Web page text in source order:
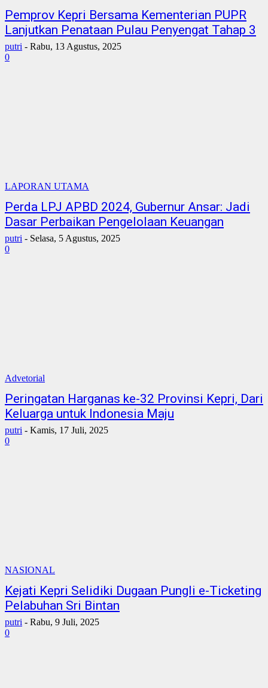
Pemprov Kepri Bersama Kementerian PUPR
Lanjutkan Penataan Pulau Penyengat Tahap 3
putri - Rabu, 13 Agustus, 2025
0
LAPORAN UTAMA
Perda LPJ APBD 2024, Gubernur Ansar: Jadi
Dasar Perbaikan Pengelolaan Keuangan
putri - Selasa, 5 Agustus, 2025
0
Advetorial
Peringatan Harganas ke-32 Provinsi Kepri, Dari
Keluarga untuk Indonesia Maju
putri - Kamis, 17 Juli, 2025
0
NASIONAL
Kejati Kepri Selidiki Dugaan Pungli e-Ticketing
Pelabuhan Sri Bintan
putri - Rabu, 9 Juli, 2025
0